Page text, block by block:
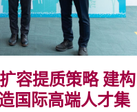
容提质策略 建构
国际高端人才集